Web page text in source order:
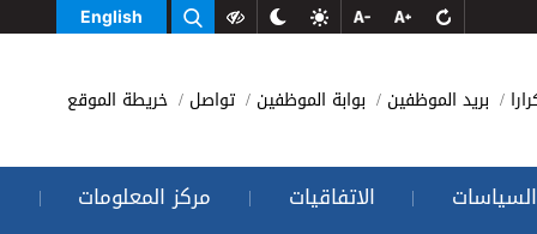
English
بريد الموظفين بوابة الموظفين تواصل خريطة الموقع
| الاتفاقيات | مركز المعلومات |